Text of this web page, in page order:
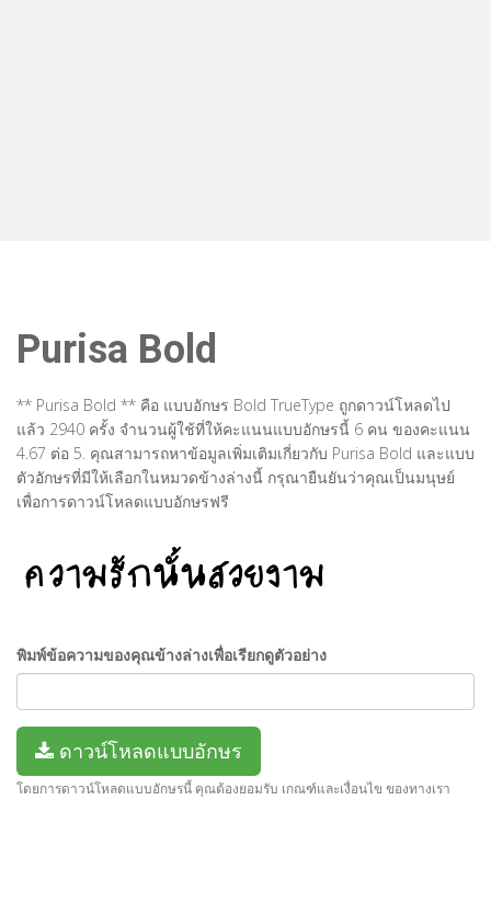
Purisa Bold
** Purisa Bold ** คือ แบบอักษร Bold TrueType ถูกดาวน์โหลดไป
แล้ว 2940 ครั้ง จำนวนผู้ใช้ที่ให้คะแนนแบบอักษรนี้ 6 คน ของคะแนน
4.67 ต่อ 5. คุณสามารถหาข้อมูลเพิ่มเติมเกี่ยวกับ Purisa Bold และแบบ
ตัวอักษรที่มีให้เลือกในหมวดข้างล่างนี้ กรุณายืนยันว่าคุณเป็นมนุษย์
เพื่อการดาวน์โหลดแบบอักษรฟรี
พิมพ์ข้อความของคุณข้างล่างเพื่อเรียกดูตัวอย่าง
ดาวน์โหลดแบบอักษร
โดยการดาวน์โหลดแบบอักษรนี้ คุณต้องยอมรับ เกณฑ์และเงื่อนไข ของทางเรา